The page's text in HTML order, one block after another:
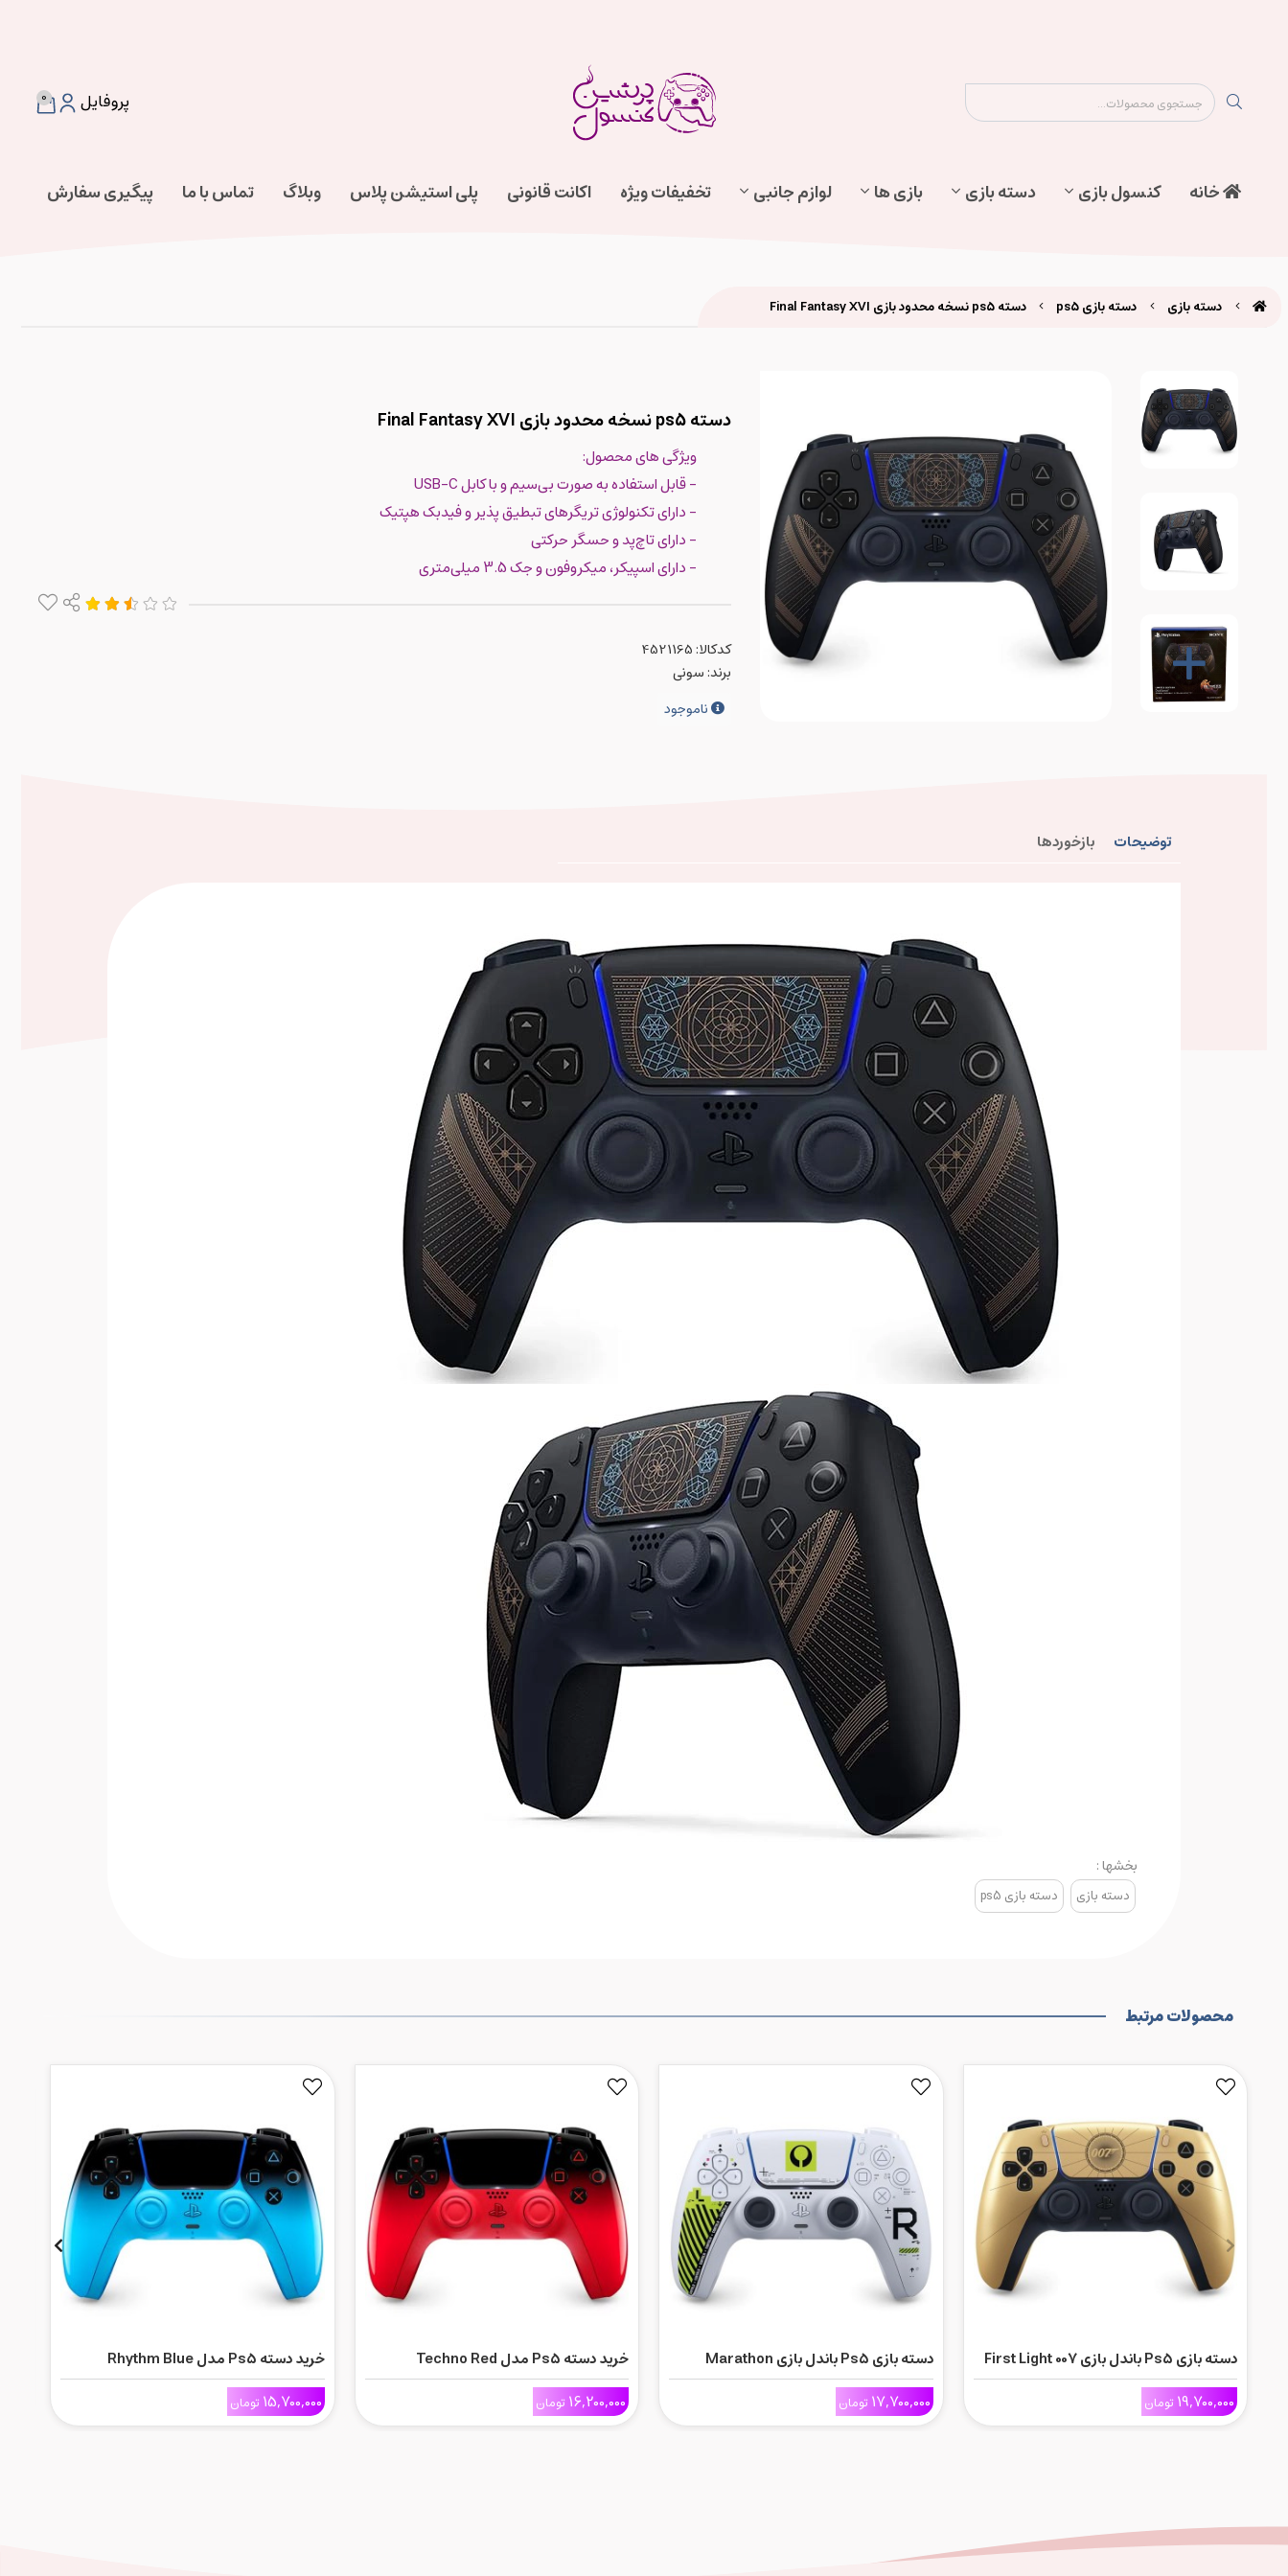
0 پروفایل
خانه کنسول بازی دسته بازی بازی ها لوازم جانبی تخفیفات ویژه اکانت قانونی پلی استیشن پلاس وبلاگ تماس با ما پیگیری سفارش
دسته بازی دسته بازی ps5 دسته ps5 نسخه محدود بازی Final Fantasy XVI
دسته ps5 نسخه محدود بازی Final Fantasy XVI
ویژگی های محصول:
- قابل استفاده به صورت بی‌سیم و با کابل USB-C
- دارای تکنولوژی تریگرهای تبطیق پذیر و فیدبک هپتیک
- دارای تاچ‌پد و حسگر حرکتی
- دارای اسپیکر، میکروفون و جک 3.5 میلی‌متری
کدکالا:
برند: سونی
ناموجود
توضیحات بازخوردها
بخشها :
دسته بازی دسته بازی ps5
محصولات مرتبط
دسته بازی Ps5 باندل بازی 007 First Light
19,700,000تومان
دسته بازی Ps5 باندل بازی Marathon
17,700,000 تومان
خرید دسته Ps5 مدل Techno Red
16,200,000تومان
خرید دسته Ps5 مدل Rhythm Blue
15,700,000 تومان